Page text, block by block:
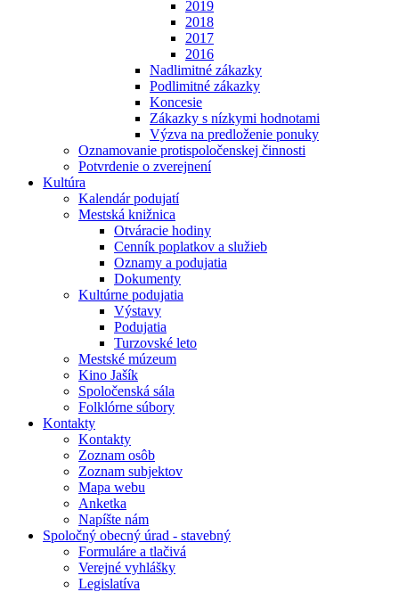
2019
2018
2017
2016
Nadlimitné zákazky
Podlimitné zákazky
Koncesie
Zákazky s nízkymi hodnotami
Výzva na predloženie ponuky
Oznamovanie protispoločenskej činnosti
Potvrdenie o zverejnení
Kultúra
Kalendár podujatí
Mestská knižnica
Otváracie hodiny
Cenník poplatkov a služieb
Oznamy a podujatia
Dokumenty
Kultúrne podujatia
Výstavy
Podujatia
Turzovské leto
Mestské múzeum
Kino Jašík
Spoločenská sála
Folklórne súbory
Kontakty
Kontakty
Zoznam osôb
Zoznam subjektov
Mapa webu
Anketka
Napíšte nám
Spoločný obecný úrad - stavebný
Formuláre a tlačivá
Verejné vyhlášky
Legislatíva